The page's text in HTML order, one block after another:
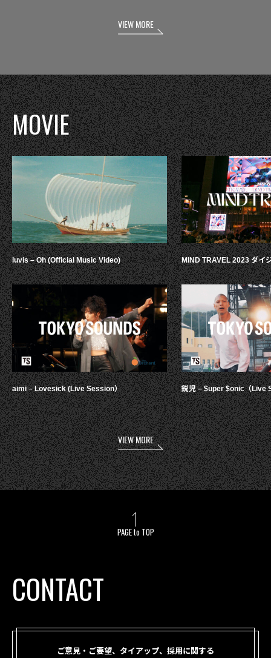
VIEW MORE
MOVIE
luvis – Oh (Official Music Video)
aimi – Lovesick (Live Session）
MIND TRAVEL 2023 ダイ
鋭児 – $uper $onic（Live
VIEW MORE
PAGE to TOP
CONTACT
ご意見・ご要望、タイアップ、採用に関する